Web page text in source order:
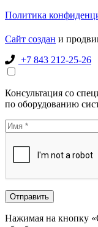
Политика
Сайт создан и
+7 843 212-25-26
Консультация со
по оборудованию
Нажимая на кнопку